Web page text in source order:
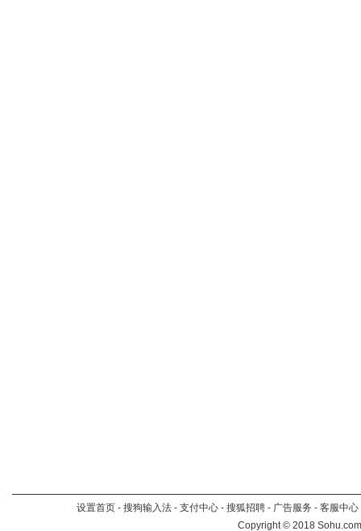
设置首页 - 搜狗输入法 - 支付中心 - 搜狐招聘 - 广告服务 - 客服中心
Copyright©2018